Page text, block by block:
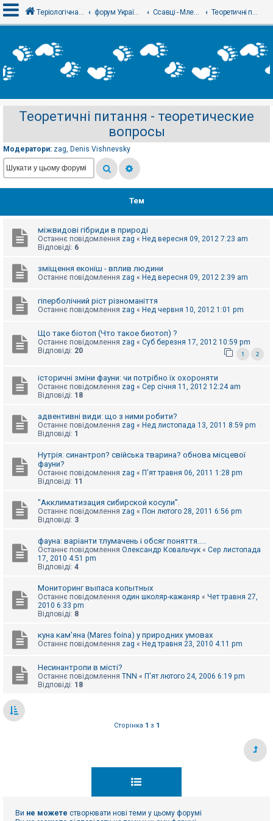
х
і
с
р
а
ц
і
Т
м
б
з
п
в
д
в
м
П
у
о
а
Теріологічна школа форум Українського теріологічного товариства Ссавці - Млекопитающие Теоретичні питання - теоретические вопросы
Теоретичні питання - теоретические
вопросы
Модератори: zag, Denis Vishnevsky
Тем
міжвидові гібриди в природі
Останнє повідомлення zag « Нед вересня 09, 2012 7:23 am
Відповіді: 6
зміщення еконіш - вплив людини
Останнє повідомлення zag « Нед вересня 09, 2012 2:39 am
гіперболічний ріст різноманіття
Останнє повідомлення zag « Нед червня 10, 2012 1:01 pm
Що таке біотоп (Что такое биотоп) ?
Останнє повідомлення zag « Суб березня 17, 2012 10:59 pm
Відповіді: 20 1 2
історичні зміни фауни: чи потрібно їх охороняти
Останнє повідомлення zag « Сер січня 11, 2012 12:24 am
Відповіді: 18
адвентивні види: що з ними робити?
Останнє повідомлення zag « Нед листопада 13, 2011 8:59 pm
Відповіді: 1
Нутрія: синантроп? свійська тварина? обнова місцевої
фауни?
Останнє повідомлення zag « П'ят травня 06, 2011 1:28 pm
Відповіді: 11
"Акклиматизация сибирской косули".
Останнє повідомлення zag « Пон лютого 28, 2011 6:56 pm
Відповіді: 3
фауна: варіанти тлумачень і обсяг поняття.....
Останнє повідомлення Олександр Ковальчук « Сер листопада
17, 2010 4:51 pm
Відповіді: 4
Мониторинг выпаса копытных
Останнє повідомлення один школяр-кажаняр « Чет травня 27,
2010 6:33 pm
Відповіді: 8
куна кам'яна (Mares foina) у природних умовах
Останнє повідомлення zag « Нед травня 23, 2010 4:11 pm
Несинантропи в місті?
Останнє повідомлення TNN « П'ят лютого 24, 2006 6:19 pm
Відповіді: 18
Сторінка 1 з 1
Ви не можете створювати нові теми у цьому форумі